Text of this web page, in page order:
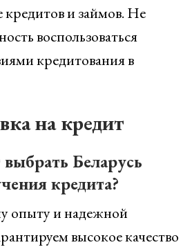
кредитов и займов. Не
воспользоваться
кредитования в
на кредит
Беларусь
кредита?
опыту и надежной
высокое качество